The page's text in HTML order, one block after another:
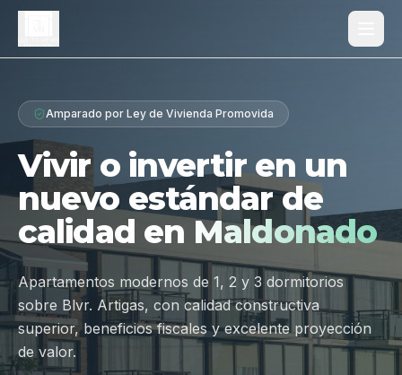
Proyecto
Diferenciales
Tipologías
Galería
Ubicación
Contacto
Hablar por WhatsApp
Amparado por Ley de Vivienda Promovida
Vivir o invertir en un
nuevo estándar de
calidad en Maldonado
Apartamentos modernos de 1, 2 y 3 dormitorios
sobre Blvr. Artigas, con calidad constructiva
superior, beneficios fiscales y excelente proyección
de valor.